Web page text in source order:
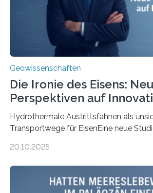
Geowissenschaften
Die Ironie des Eisens:
Perspektiven auf
Hydrothermale Austrittsfahnen als
Transportwege für EisenEine neue
Umweltwissenschaften der Universität
Meeresboden die Eisenverfügbarkeit
Stoffkreislauf im Ozean prägen. Die
20.10.2025